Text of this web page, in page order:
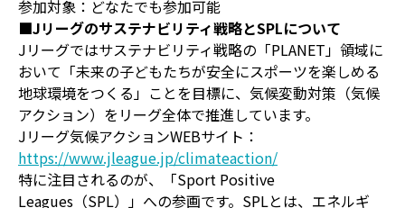
参加対象：どなたでも参加可能
■Jリーグのサステナビリティ戦略とSPLについて
Jリーグではサステナビリティ戦略の「PLANET」領域に
おいて「未来の子どもたちが安全にスポーツを楽しめる
地球環境をつくる」ことを目標に、気候変動対策（気候
アクション）をリーグ全体で推進しています。
Jリーグ気候アクションWEBサイト：
https://www.jleague.jp/climateaction/
特に注目されるのが、「Sport Positive
Leagues（SPL）」への参画です。SPLとは、エネルギ